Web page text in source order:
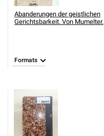
Abanderungen der geistlichen
Gerichtsbarkeit. Von Mumelter.
Formats